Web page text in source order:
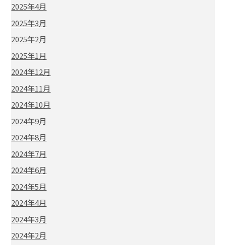
2025年4月
2025年3月
2025年2月
2025年1月
2024年12月
2024年11月
2024年10月
2024年9月
2024年8月
2024年7月
2024年6月
2024年5月
2024年4月
2024年3月
2024年2月